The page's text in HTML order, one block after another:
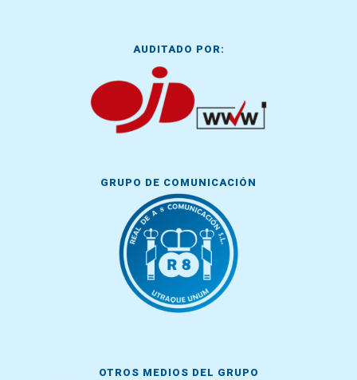
AUDITADO POR:
GRUPO DE COMUNICACIÓN
OTROS MEDIOS DEL GRUPO